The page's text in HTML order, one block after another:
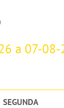
a 07-
SEGUNDA